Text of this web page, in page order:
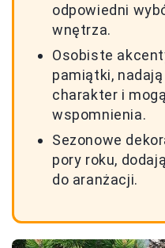
odpowiedni
wnętrza.
Osobiste
pamiątki,
charakter i
wspomnienia.
Sezonowe
pory roku,
do aranżacji.